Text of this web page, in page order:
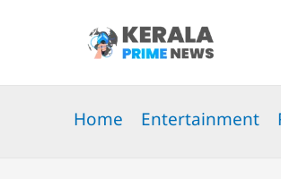
Home Entertainment